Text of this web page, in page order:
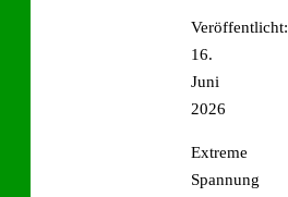
Veröffentlicht:
16.
Juni
2026
Extreme
Spannung